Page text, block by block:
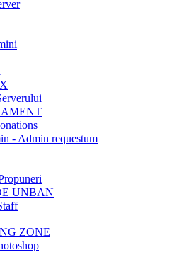
- Admin requestum
UNBAN
ZONE